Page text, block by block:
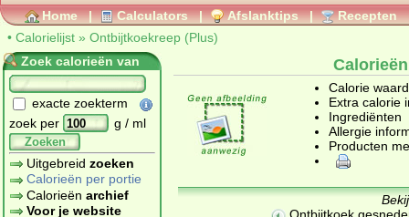
Home | Calculators | Afslanktips | Recepten
• Calorielijst » Ontbijtkoekreep (Plus)
Zoek calorieën van
exacte zoekterm
zoek per
g / ml
Zoeken
Uitgebreid zoeken
Calorieën per portie
Calorieën archief
Voor je website
Calorie
Extra calorie
Ingrediënten
Allergie
Producten